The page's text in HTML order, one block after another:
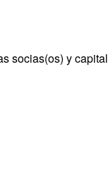
socias(os) y capital